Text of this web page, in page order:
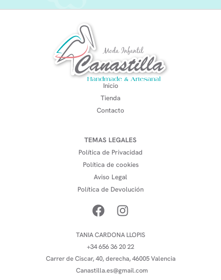
Inicio
Tienda
Contacto
TEMAS LEGALES
Política de Privacidad
Política de cookies
Aviso Legal
Política de Devolución
TANIA CARDONA LLOPIS
+34 656 36 20 22
Carrer de Ciscar, 40, derecha, 46005 Valencia
Canastilla.es@gmail.com